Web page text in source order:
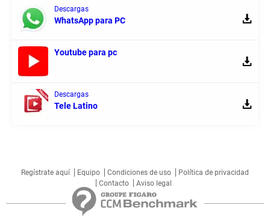
Descargas
WhatsApp para PC
Youtube para pc
Descargas
Tele Latino
Regístrate aquí Equipo Condiciones de uso
Política de privacidad
Contacto
Aviso legal